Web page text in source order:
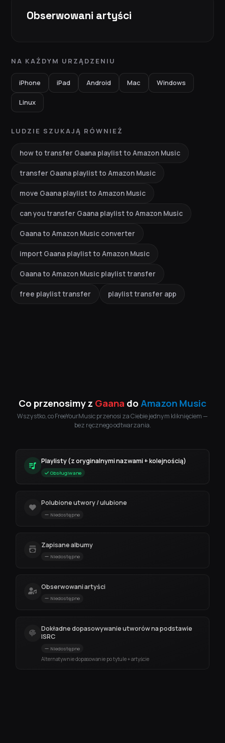
Obserwowani artyści
NA KAŻDYM URZĄDZENIU
iPhone iPad Android Mac Windows
Linux
LUDZIE SZUKAJĄ RÓWNIEŻ
how to transfer Gaana playlist to Amazon Music
transfer Gaana playlist to Amazon Music
move Gaana playlist to Amazon Music
can you transfer Gaana playlist to Amazon Music
Gaana to Amazon Music converter
import Gaana playlist to Amazon Music
Gaana to Amazon Music playlist transfer
free playlist transfer playlist transfer app
Co przenosimy z Gaana doAmazon Music
Wszystko, co FreeYourMusic przenosi za Ciebie jednym kliknięciem —
bez ręcznego odtwarzania.
Playlisty (z oryginalnymi nazwami + kolejnością)
Obsługiwane
Polubione utwory / ulubione
Niedostępne
Zapisane albumy
Niedostępne
Obserwowani artyści
Niedostępne
Dokładne dopasowywanie utworów na podstawie
ISRC
Niedostępne
Alternatywnie dopasowanie po tytule + artyście